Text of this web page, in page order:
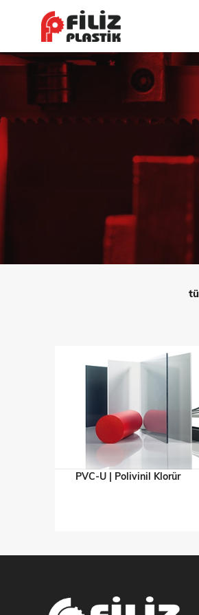
PVC-U | Polivinil Klorür